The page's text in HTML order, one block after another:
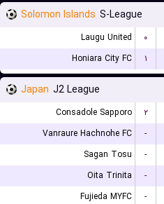
Solomon Islands S-League
Laugu United ۰
Honiara City FC
۱
Japan J2 League
Consadole Sapporo ۲
Vanraure Hachnohe FC
-
Sagan Tosu
-
Oita Trinita
-
Fujieda MYFC
-